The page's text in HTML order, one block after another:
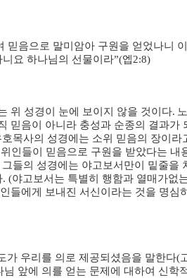
믿음으로 말미암아 구원을 얻었나니
요 하나님의 선물이라”(엡2:8)
위 성경이 눈에 보이지 않을 것이다.
믿음이 아니라 충성과 순종의 결과가
호목사의 성경에는 소위 믿음의 장이라
인들이 믿음으로 구원을 받았다는 내
그들의 성경에는 야고보서만이 밑줄을
. (야고보서는 특별히 행함과 열매가없
들에게 보내진 서신이라는 것을 명심
가 우리를 의로 제공되셨음을 말한다(
님 앞에 의를 얻는 문제에 대하여 신학